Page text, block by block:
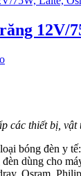
12V/
các thiết bị,
bóng đèn y
dùng cho